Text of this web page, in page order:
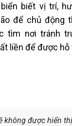
biết vị trí,
để chủ động
tìm nơi tránh
liền để được hỗ
không được hiển